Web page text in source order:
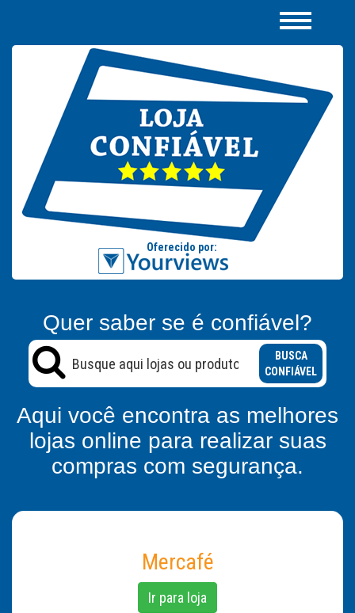
Quer saber se é confiável?
BUSCA
CONFIÁVEL
Aqui você encontra as melhores
lojas online para realizar suas
compras com segurança.
Mercafé
Ir para loja